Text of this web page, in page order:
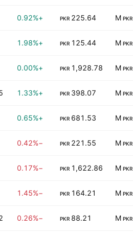
PKR
225.64
PKR
+0.92%
PKR
125.44
PKR
+1.98%
PKR
1,928.78
PKR
+0.00%
PKR
398.07
PKR
+1.33%
PKR
681.53
PKR
+0.65%
PKR
221.55
PKR
−0.42%
PKR
1,622.86
PKR
−0.17%
PKR
164.21
PKR
−1.45%
PKR
88.21
PKR
−0.26%